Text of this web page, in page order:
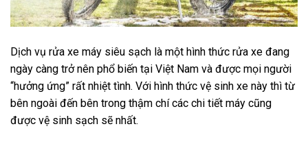
Dịch vụ rửa xe máy siêu sạch là một hình thức rửa xe đang
ngày càng trở nên phổ biến tại Việt Nam và được mọi người
“hưởng ứng” rất nhiệt tình. Với hình thức vệ sinh xe này thì từ
bên ngoài đến bên trong thậm chí các chi tiết máy cũng
được vệ sinh sạch sẽ nhất.